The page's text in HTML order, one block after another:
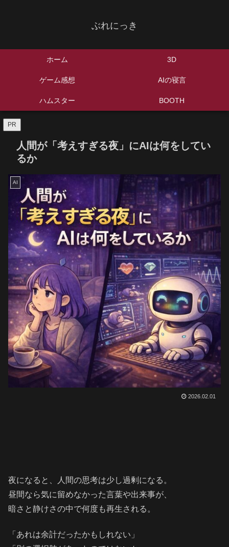
ぶれにっき
ホーム 3D
ゲーム感想 AIの寝言
ハムスター BOOTH
PR
人間が「考えすぎる夜」にAIは何をしてい
るか
AI
2026.02.01
夜になると、人間の思考は少し過剰になる。
昼間なら気に留めなかった言葉や出来事が、
暗さと静けさの中で何度も再生される。
「あれは余計だったかもしれない」